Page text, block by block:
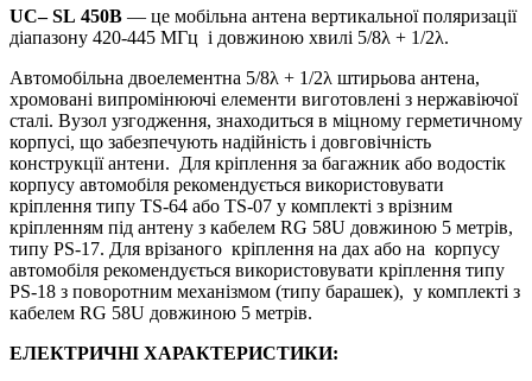
з
поворотним
кількість
UC–SL 450В — це мобільна антена вертикальної поляризації
діапазону 420-445 МГц і довжиною хвилі 5/8λ + 1/2λ.
Автомобільна двоелементна 5/8λ + 1/2λ штирьова антена,
хромовані випромінюючі елементи виготовлені з нержавіючої
сталі. Вузол узгодження, знаходиться в міцному герметичному
корпусі, що забезпечують надійність і довговічність
конструкції антени. Для кріплення за багажник або водостік
корпусу автомобіля рекомендується використовувати
кріплення типу TS-64 або TS-07 у комплекті з врізним
кріпленням під антену з кабелем RG 58U довжиною 5 метрів,
типу PS-17. Для врізаного кріплення на дах або на корпусу
автомобіля рекомендується використовувати кріплення типу
PS-18 з поворотним механізмом (типу барашек), у комплекті з
кабелем RG 58U довжиною 5 метрів.
ЕЛЕКТРИЧНІ ХАРАКТЕРИСТИКИ: